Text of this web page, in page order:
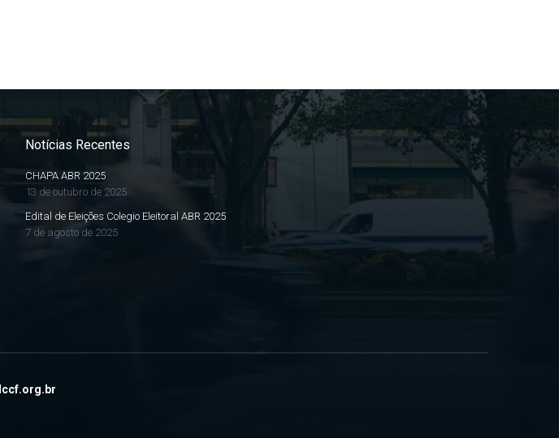
Notícias Recentes
CHAPA ABR 2025
13 de outubro de 2025
Edital de Eleições Colegio Eleitoral ABR 2025
7 de agosto de 2025